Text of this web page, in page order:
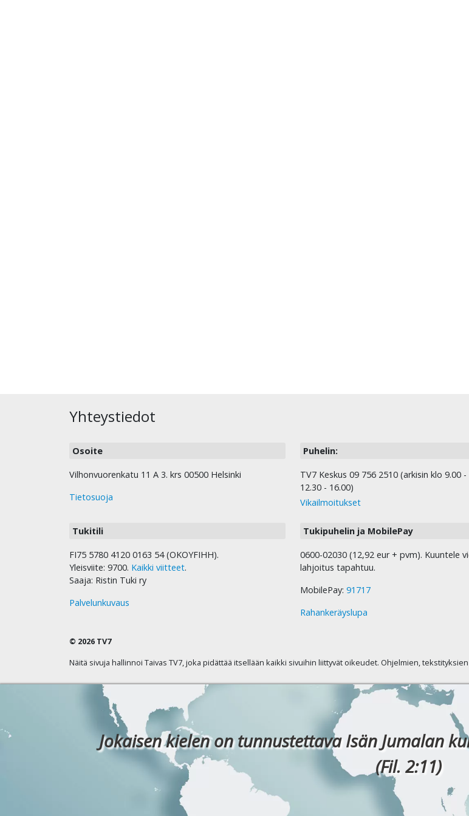
Yhteystiedot
Osoite
Vilhonvuorenkatu 11 A 3. krs 00500 Helsinki
Tietosuoja
Puhelin:
TV7 Keskus 09 756 2510 (arkisin klo 9.00 -
12.30 - 16.00)
Vikailmoitukset
Tukitili
FI75 5780 4120 0163 54 (OKOYFIHH).
Yleisviite: 9700. Kaikki viitteet.
Saaja: Ristin Tuki ry
Palvelunkuvaus
Tukipuhelin ja MobilePay
0600-02030 (12,92 eur + pvm). Kuuntele
lahjoitus tapahtuu.
MobilePay: 91717
Rahankeräyslupa
© 2026 TV7
Näitä sivuja hallinnoi Taivas TV7, joka pidättää itsellään kaikki sivuihin liittyvät oikeudet. Ohjelmien,
Jokaisen kielen on tunnustettava Isän Jumalan
(Fil. 2:11)